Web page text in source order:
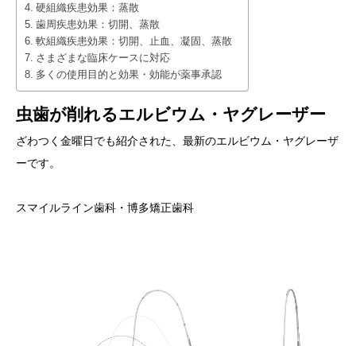
硬組織疾患効果：蒸散
歯周疾患効果：切開、蒸散
軟組織疾患効果：切開、止血、凝固、蒸散
さまざまな臨床ケースに対応
多くの使用目的と効果・効能が薬事承認
虫歯が削れるエルビウム・ヤグレーザー
ざわつく金曜日でも紹介された、最新のエルビウム・ヤグレーザ
ーです。
スマイルライン歯科・博多矯正歯科